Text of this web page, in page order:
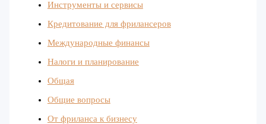
Инструменты и сервисы
Кредитование для фрилансеров
Международные финансы
Налоги и планирование
Общая
Общие вопросы
От фриланса к бизнесу